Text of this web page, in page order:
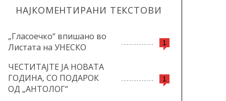
НАЈКОМЕНТИРАНИ ТЕКСТОВИ
1
„Гласоечко“ впишано во
Листата на УНЕСКО
1
ЧЕСТИТАЈТЕ ЈА НОВАТА
ГОДИНА, СО ПОДАРОК
ОД „АНТОЛОГ“